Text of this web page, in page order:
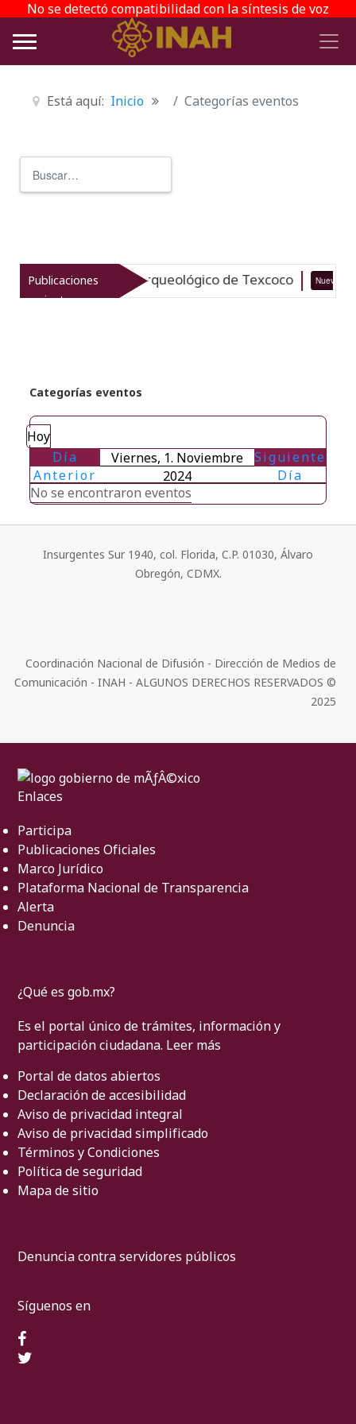
No se detectó compatibilidad con la síntesis de voz
Está aquí: Inicio Categorías eventos
Publicaciones
recientes
el patrimonio arqueológico de Texcoco Nuevo
Categorías eventos
Hoy
Día
Anterior
Viernes, 1. Noviembre
2024
Siguiente
Día
No se encontraron eventos
Insurgentes Sur 1940, col. Florida, C.P. 01030, Álvaro
Obregón, CDMX.
Coordinación Nacional de Difusión - Dirección de Medios de
Comunicación - INAH - ALGUNOS DERECHOS RESERVADOS ©
2025
Enlaces
Participa
Publicaciones Oficiales
Marco Jurídico
Plataforma Nacional de Transparencia
Alerta
Denuncia
¿Qué es gob.mx?
Es el portal único de trámites, información y
participación ciudadana. Leer más
Portal de datos abiertos
Declaración de accesibilidad
Aviso de privacidad integral
Aviso de privacidad simplificado
Términos y Condiciones
Política de seguridad
Mapa de sitio
Denuncia contra servidores públicos
Síguenos en